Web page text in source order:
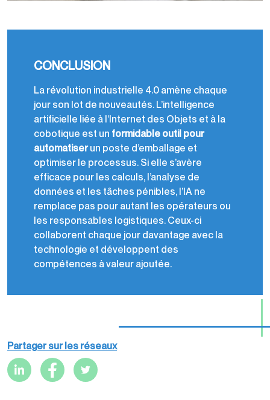
CONCLUSION
La révolution industrielle 4.0 amène chaque
jour son lot de nouveautés. L’intelligence
artificielle liée à l’Internet des Objets et à la
cobotique est un formidable outil pour
automatiserun poste d’emballage et
optimiser le processus. Si elle s’avère
efficace pour les calculs, l’analyse de
données et les tâches pénibles, l’IA ne
remplace pas pour autant les opérateurs ou
les responsables logistiques. Ceux-ci
collaborent chaque jour davantage avec la
technologie et développent des
compétences à valeur ajoutée.
Partager sur les réseaux